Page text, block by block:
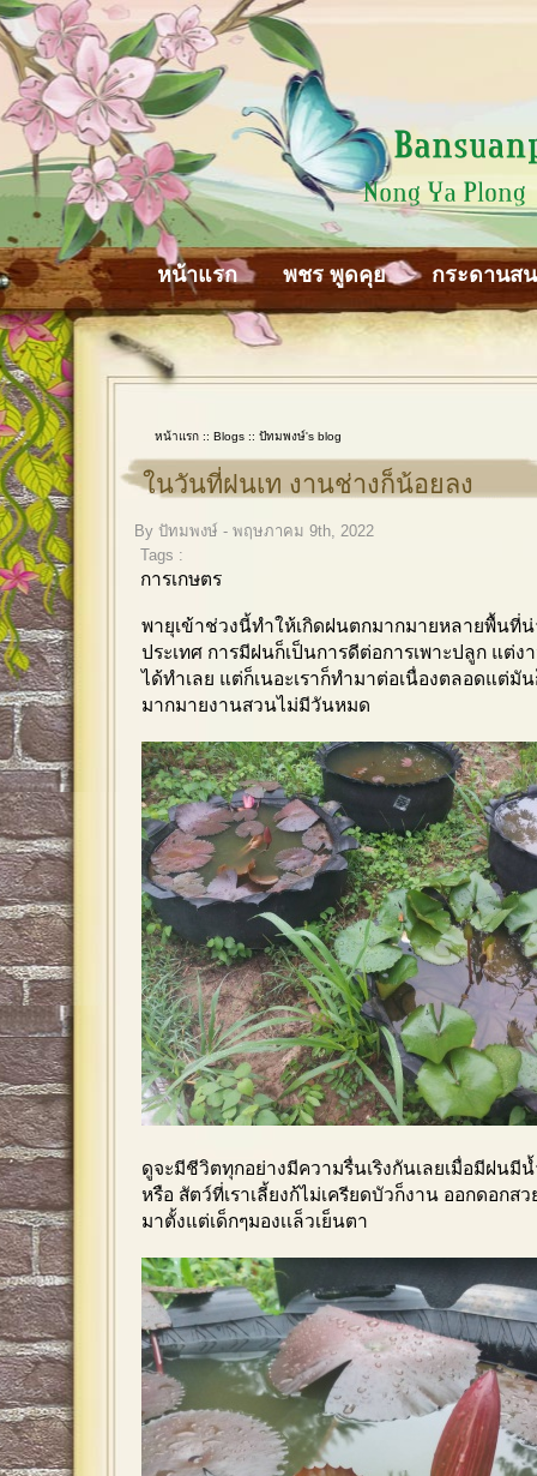
หน้าแรก พชร พูดคุย กระดานส
หน้าแรก :: Blogs :: ปัทมพงษ์'s blog
ในวันที่ฝนเท งานช่างก็น้อยลง
By ปัทมพงษ์ - พฤษภาคม 9th, 2022
Tags :
การเกษตร
พายุเข้าช่วงนี้ทำให้เกิดฝนตกมากมายหลายพื้นที่น่
ประเทศ การมีฝนก็เป็นการดีต่อการเพาะปลูก แต่
ได้ทำเลย แต่ก็เนอะเราก็ทำมาต่อเนื่องตลอดแต่มั
มากมายงานสวนไม่มีวันหมด
ดูจะมีชีวิตทุกอย่างมีความรื่นเริงกันเลยเมื่อมีฝนมีน้
หรือ สัตว์ที่เราเลี้ยงก้ไม่เครียดบัวก็งาน ออกดอกส
มาตั้งแต่เด็กๆมองเเล็วเย็นตา